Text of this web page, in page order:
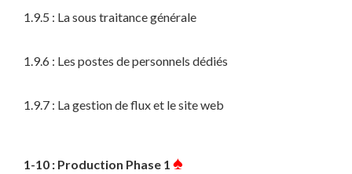
1.9.5 : La sous traitance générale
1.9.6 : Les postes de personnels dédiés
1.9.7 : La gestion de flux et le site web
1-10 : Production Phase 1 ♠